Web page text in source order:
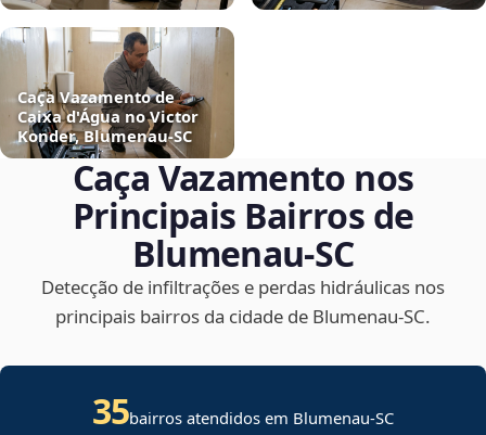
Caça Vazamento de
Caixa d'Água no Victor
Konder, Blumenau‑SC
Caça Vazamento nos
Principais Bairros de
Blumenau‑SC
Detecção de infiltrações e perdas hidráulicas nos
principais bairros da cidade de Blumenau‑SC.
35bairros atendidos em Blumenau-SC